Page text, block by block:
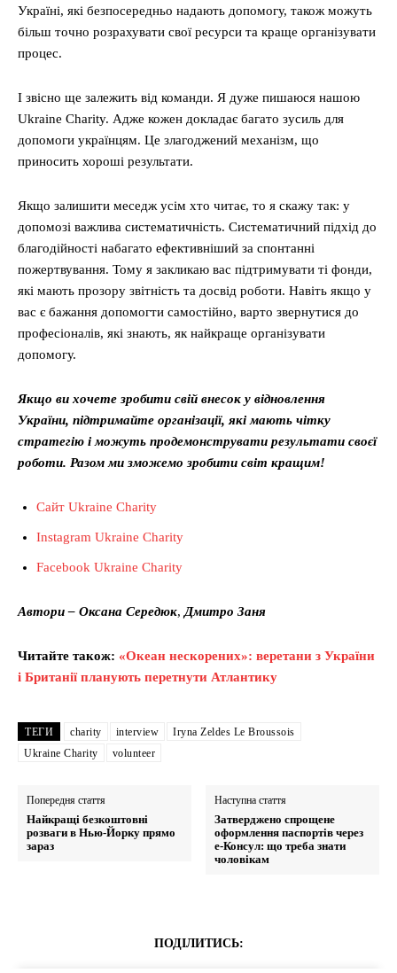
Україні, які безпосередньо надають допомогу, також можуть
більш точно розрахувати свої ресурси та краще організувати
процес.
І звісно ще залежить від команди. Я дуже пишаюся нашою
Ukraine Charity. Адже кожен докладає багато зусиль для
допомоги українцям. Це злагоджений механізм, що
приносить хороші результати.
Якщо залишити меседж усім хто читає, то я скажу так: у
допомозі важлива систематичність. Систематичний підхід до
благодійності набагато ефективніший за спонтанні
пожертвування. Тому я закликаю вас підтримувати ті фонди,
які мають прозору звітність та досвід роботи. Навіть якщо у
вас є бажання допомогти самостійно, варто звернутися до
професіоналів, які знають, як найкраще організувати
допомогу.
Якщо ви хочете зробити свій внесок у відновлення
України, підтримайте організації, які мають чітку
стратегію і можуть продемонструвати результати своєї
роботи. Разом ми зможемо зробити світ кращим!
Cайт Ukraine Charity
Instagram Ukraine Charity
Facebook Ukraine Charity
Автори – Оксана Середюк, Дмитро Заня
Читайте також: «Океан нескорених»: веретани з України
і Британії планують перетнути Атлантику
ТЕГИ charity interview
Iryna Zeldes Le Broussois
Ukraine Charity
volunteer
Попередня стаття
Найкращі безкоштовні
розваги в Нью-Йорку прямо
зараз
Наступна стаття
Затверджено спрощене
оформлення паспортів через
е-Консул: що треба знати
чоловікам
ПОДІЛИТИСЬ: